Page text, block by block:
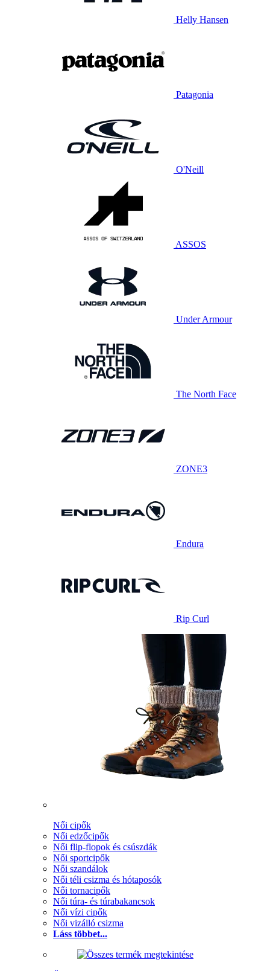
Helly Hansen
Patagonia
O'Neill
ASSOS
Under Armour
The North Face
ZONE3
Endura
Rip Curl
Női cipők
Női edzőcipők
Női flip-flopok és csúszdák
Női sportcipők
Női szandálok
Női téli csizma és hótaposók
Női tornacipők
Női túra- és túrabakancsok
Női vízi cipők
Női vizálló csizma
Láss többet...